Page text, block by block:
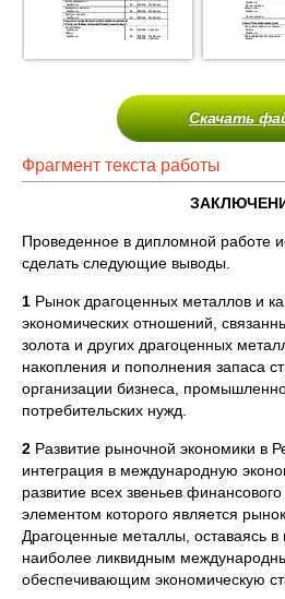
Скачать
Фрагмент текста работы
Проведенное в дипломной работе
сделать следующие выводы.
1 Рынок драгоценных металлов и
экономических отношений,
золота и других драгоценных
накопления и пополнения запаса
организации бизнеса,
потребительских нужд.
2 Развитие рыночной экономики в
интеграция в международную
развитие всех звеньев
элементом которого является
Драгоценные металлы, оставаясь
наиболее ликвидным
обеспечивающим экономическую